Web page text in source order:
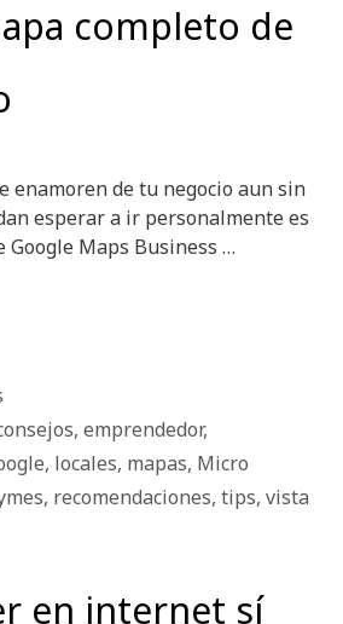
completo de
enamoren de tu negocio aun sin
esperar a ir personalmente es
Maps Business …
, emprendedor,
, locales, mapas, Micro
, recomendaciones, tips, vista
en internet sí